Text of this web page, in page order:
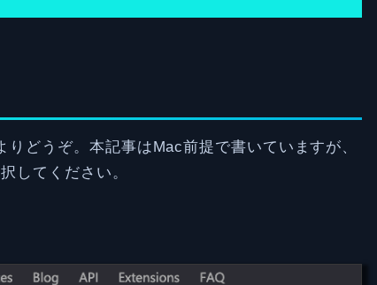
どうぞ。本記事はMac前提で書いていますが、
してください。